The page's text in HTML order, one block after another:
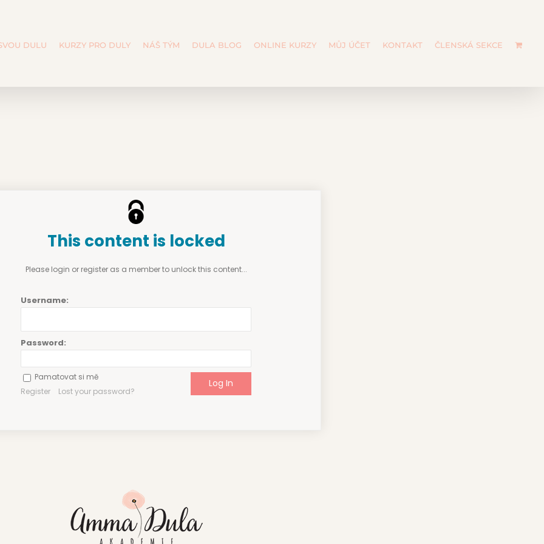
DULU KURZY PRO DULY NÁŠ TÝM DULA BLOG ONLINE KURZY MŮJ ÚČET KONTAKT ČLENSKÁ SEKCE
This content is locked
Please login or register as a member to unlock this content...
Username:
Password:
Pamatovat si mě
Register
Lost your password?